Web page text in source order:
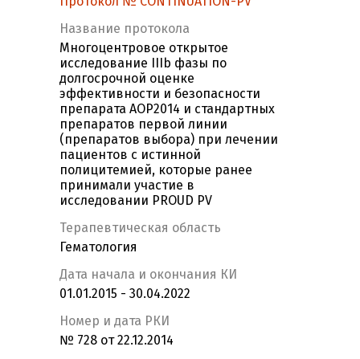
Название протокола
Многоцентровое открытое
исследование IIIb фазы по
долгосрочной оценке
эффективности и безопасности
препарата AOP2014 и стандартных
препаратов первой линии
(препаратов выбора) при лечении
пациентов с истинной
полицитемией, которые ранее
принимали участие в
исследовании PROUD PV
Терапевтическая область
Гематология
Дата начала и окончания КИ
01.01.2015 - 30.04.2022
Номер и дата РКИ
№ 728 от 22.12.2014